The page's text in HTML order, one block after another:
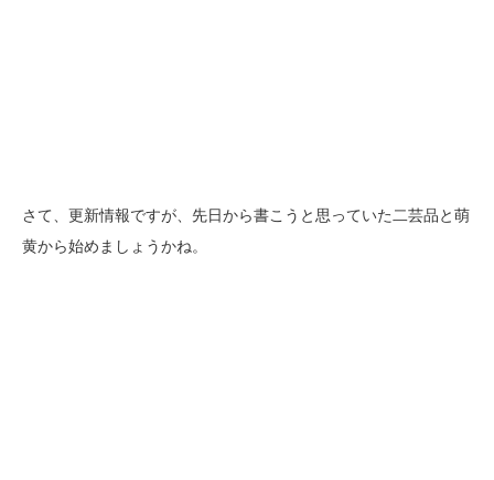
さて、更新情報ですが、先日から書こうと思っていた二芸品と萌
黄から始めましょうかね。